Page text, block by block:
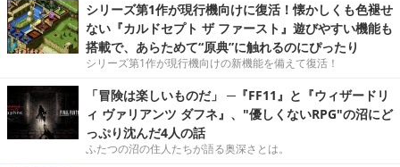
シリーズ第1作が現行機向けに復活！懐かしくも色褪せ
ない『カルドセプト ザ ファースト』遊びやすい機能も
搭載で、あらためて“原典”に触れるのにぴったり
シリーズ第1作が現行機向けの新機能を備えて復活！
「冒険は楽しいものだ」 ─『FF11』と『ウィザードリ
ィ ヴァリアンツ ダフネ』、"優しくないRPG"の沼にど
っぷり沈んだ4人の話
ふたつの沼の住人たちが語る奥深さとは。